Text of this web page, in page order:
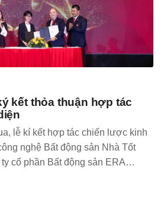
kết thỏa thuận hợp tác
lễ kí kết hợp tác chiến lược kinh
nghệ Bất động sản Nhà Tốt
cổ phần Bất động sản ERA